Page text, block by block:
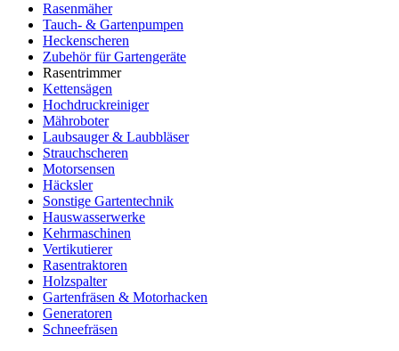
Rasenmäher
Tauch- & Gartenpumpen
Heckenscheren
Zubehör für Gartengeräte
Rasentrimmer
Kettensägen
Hochdruckreiniger
Mähroboter
Laubsauger & Laubbläser
Strauchscheren
Motorsensen
Häcksler
Sonstige Gartentechnik
Hauswasserwerke
Kehrmaschinen
Vertikutierer
Rasentraktoren
Holzspalter
Gartenfräsen & Motorhacken
Generatoren
Schneefräsen